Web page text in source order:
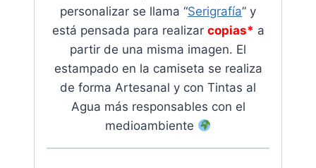
personalizar se llama “Serigrafía” y
está pensada para realizar copias* a
partir de una misma imagen. El
estampado en la camiseta se realiza
de forma Artesanal y con Tintas al
Agua más responsables con el
medioambiente